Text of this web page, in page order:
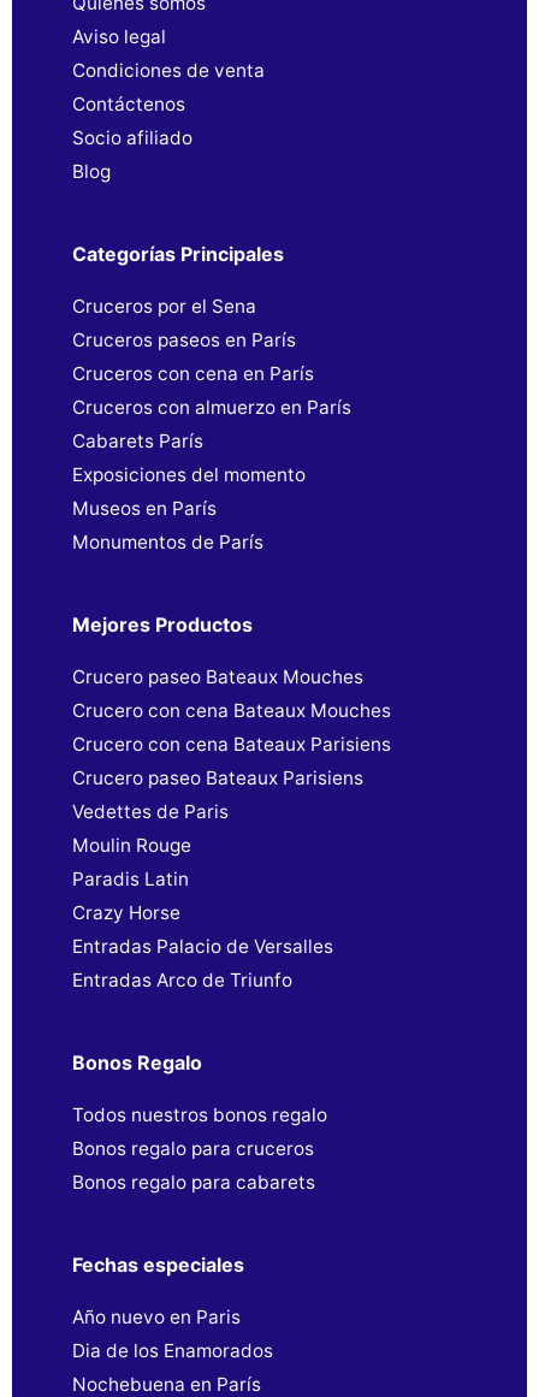
Aviso legal
Condiciones de venta
Contáctenos
Socio afiliado
Blog
Categorías Principales
Cruceros por el Sena
Cruceros paseos en París
Cruceros con cena en París
Cruceros con almuerzo en París
Cabarets París
Exposiciones del momento
Museos en París
Monumentos de París
Mejores Productos
Crucero paseo Bateaux Mouches
Crucero con cena Bateaux Mouches
Crucero con cena Bateaux Parisiens
Crucero paseo Bateaux Parisiens
Vedettes de Paris
Moulin Rouge
Paradis Latin
Crazy Horse
Entradas Palacio de Versalles
Entradas Arco de Triunfo
Bonos Regalo
Todos nuestros bonos regalo
Bonos regalo para cruceros
Bonos regalo para cabarets
Fechas especiales
Año nuevo en Paris
Dia de los Enamorados
Nochebuena en París